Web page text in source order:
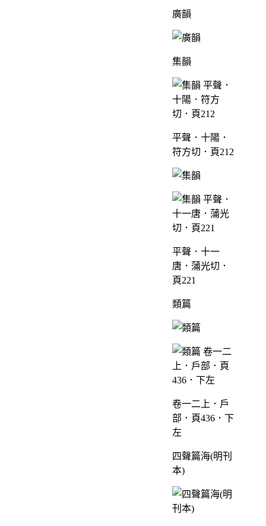
廣韻
集韻
平聲．十陽．
符方切．頁212
平聲．十一
唐．蒲光切．
頁221
類篇
卷一二上．戶
部．頁436．下
左
四聲篇海(明刊
本)